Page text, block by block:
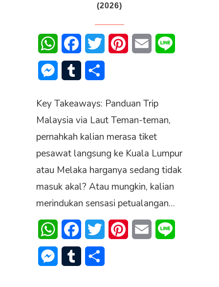
(2026)
WhatsAppFacebookTwitter PinterestEmail
Messenger
Tumblr
Key Takeaways: Panduan Trip
Malaysia via Laut Teman-teman,
pernahkah kalian merasa tiket
pesawat langsung ke Kuala Lumpur
atau Melaka harganya sedang tidak
masuk akal? Atau mungkin, kalian
merindukan sensasi petualangan…
WhatsAppFacebookTwitter PinterestEmail
Messenger
Tumblr